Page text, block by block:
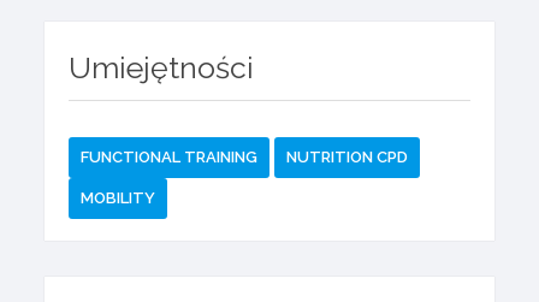
Umiejętności
FUNCTIONAL TRAINING NUTRITION CPD
MOBILITY